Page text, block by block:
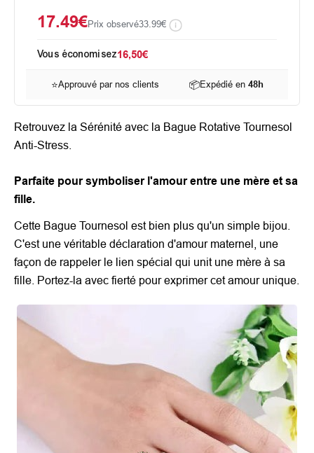
17.49€Prix observé33.99€
Vous économisez16,50€
⭐Approuvé par nos clients 📦Expédié en 48h
Retrouvez la Sérénité avec la Bague Rotative Tournesol
Anti-Stress.
Parfaite pour symboliser l'amour entre une mère et sa
fille.
Cette Bague Tournesol est bien plus qu'un simple bijou.
C'est une véritable déclaration d'amour maternel, une
façon de rappeler le lien spécial qui unit une mère à sa
fille. Portez-la avec fierté pour exprimer cet amour unique.